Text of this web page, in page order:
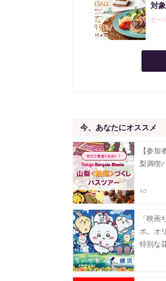
対
セー
今、あなたにオススメ
【参加
梨満喫
「映画
ボ。オ
特別な